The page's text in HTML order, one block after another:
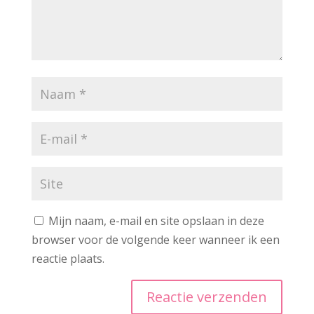
Mijn naam, e-mail en site opslaan in deze
browser voor de volgende keer wanneer ik een
reactie plaats.